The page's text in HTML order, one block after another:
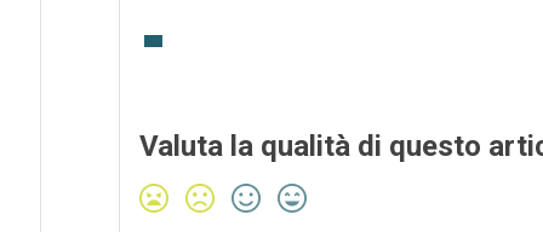
Valuta la qualità di questo